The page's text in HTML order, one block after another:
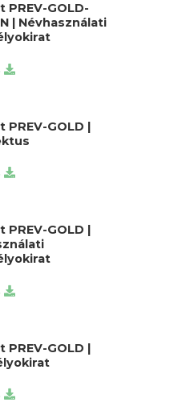
PREV-GOLD-
| Névhasználati
PREV-GOLD |
PREV-GOLD |
PREV-GOLD |